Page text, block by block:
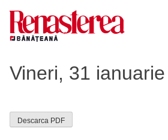
content
Vineri, 31
Descarca PDF